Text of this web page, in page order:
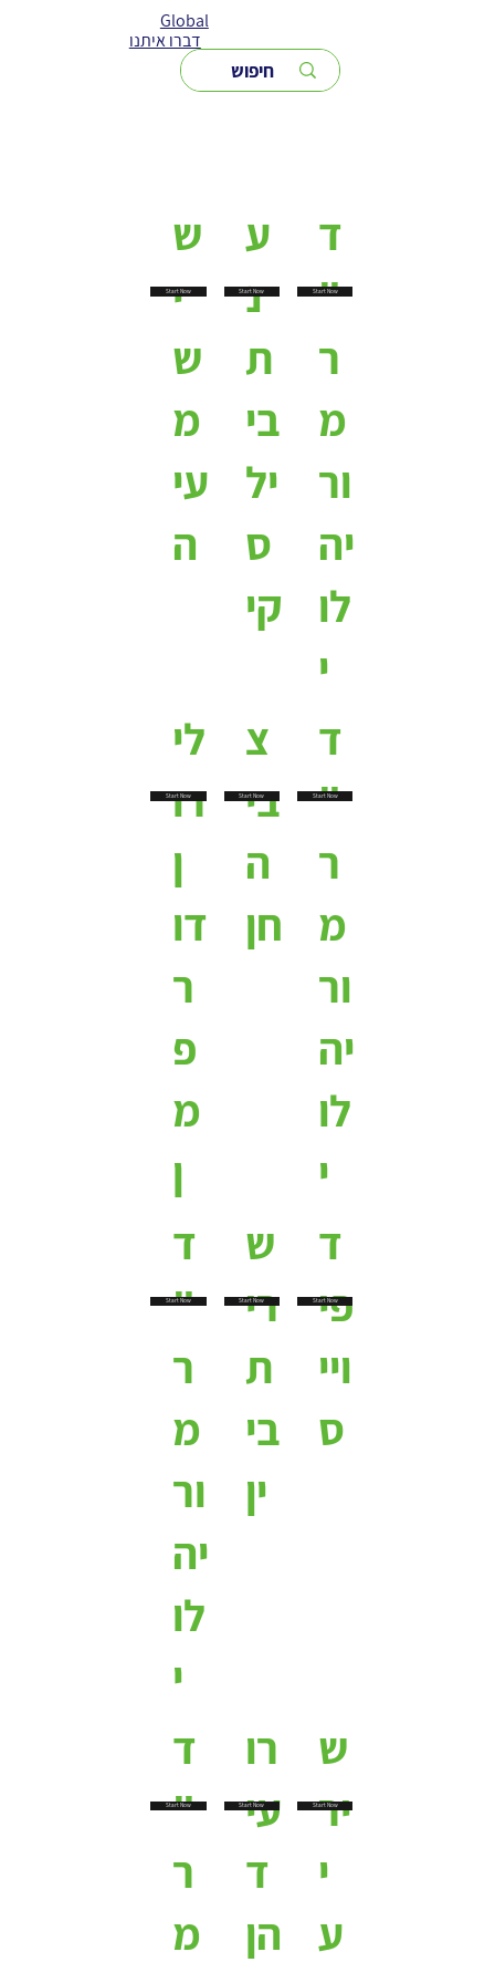
Global
דברו איתנו
ש
י
ש
מ
עי
ה
Start Now
ע
נ
ת
בי
יל
ס
קי
Start Now
ד
"
ר
מ
ור
יה
לו
י
Start Now
לי
רו
ן
דו
ר
פ
מ
ן
Start Now
צ
בי
ה
חן
Start Now
ד
"
ר
מ
ור
יה
לו
י
Start Now
ד
"
ר
מ
ור
יה
לו
י
Start Now
ש
רי
ת
בי
ין
Start Now
ד
פי
ויי
ס
Start Now
ד
"
ר
מ
Start Now
רו
עי
ד
הן
Start Now
ש
יר
י
ע
Start Now